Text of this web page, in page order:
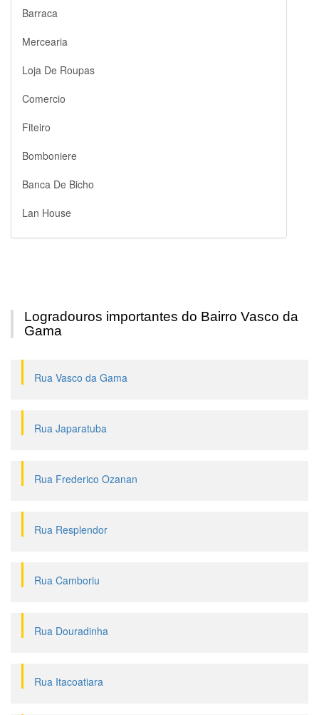
Barraca
Mercearia
Loja De Roupas
Comercio
Fiteiro
Bomboniere
Banca De Bicho
Lan House
Logradouros importantes do Bairro Vasco da
Gama
Rua Vasco da Gama
Rua Japaratuba
Rua Frederico Ozanan
Rua Resplendor
Rua Camboriu
Rua Douradinha
Rua Itacoatiara